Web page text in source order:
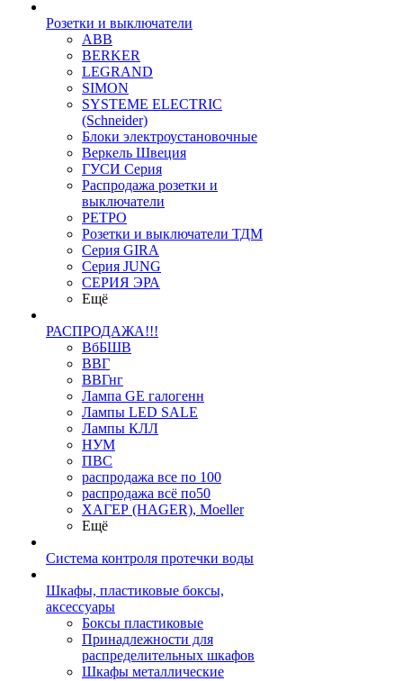
Розетки и выключатели
ABB
BERKER
LEGRAND
SIMON
SYSTEME ELECTRIC
(Schneider)
Блоки электроустановочные
Веркель Швеция
ГУСИ Серия
Распродажа розетки и
выключатели
РЕТРО
Розетки и выключатели ТДМ
Серия GIRA
Серия JUNG
СЕРИЯ ЭРА
Ещё
РАСПРОДАЖА!!!
ВбБШВ
ВВГ
ВВГнг
Лампа GE галогенн
Лампы LED SALE
Лампы КЛЛ
НУМ
ПВС
распродажа все по 100
распродажа всё по50
ХАГЕР (HAGER), Moeller
Ещё
Система контроля протечки воды
Шкафы, пластиковые боксы,
аксессуары
Боксы пластиковые
Принадлежности для
распределительных шкафов
Шкафы металлические